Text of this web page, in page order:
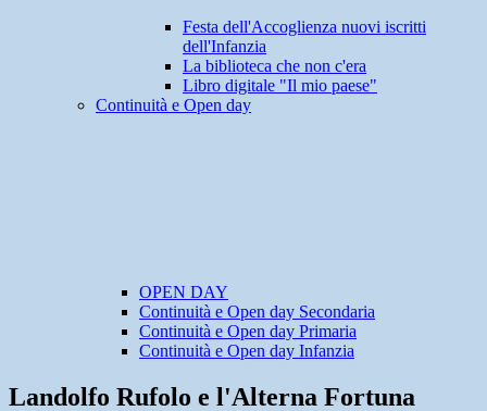
Festa dell'Accoglienza nuovi iscritti
dell'Infanzia
La biblioteca che non c'era
Libro digitale "Il mio paese"
Continuità e Open day
OPEN DAY
Continuità e Open day Secondaria
Continuità e Open day Primaria
Continuità e Open day Infanzia
Landolfo Rufolo e l'Alterna Fortuna